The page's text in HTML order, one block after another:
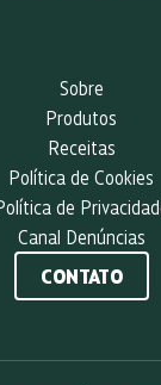
Sobre
Produtos
Receitas
Política de Cookies
de
Canal Denúncias
CONTATO